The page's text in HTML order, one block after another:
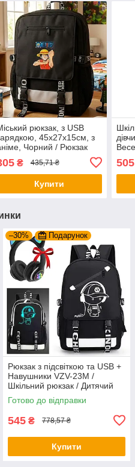
рюкзак, з USB
45х27х15см, з
Чорний / Рюкзак
школяра / Шкільний
₴ 435,71 ₴
Купити
505
–30% Подарунок
Рюкзак з підсвіткою та USB +
Навушники VZV-23M /
Шкільний рюкзак / Дитячий
портфель / Рюкзак дитячий
Готово до відправки
545 ₴ 778,57 ₴
Купити